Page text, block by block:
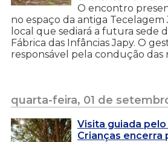
O encontro
no espaço da antiga Tecelagem
local que sediará a futura sede
Fábrica das Infâncias Japy. O
responsável pela condução das
quarta-feira, 01 de
Visita guiada
Crianças encerra